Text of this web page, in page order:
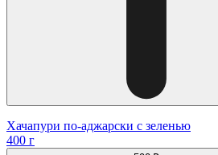
Хачапури по-аджарски с зеленью
400 г